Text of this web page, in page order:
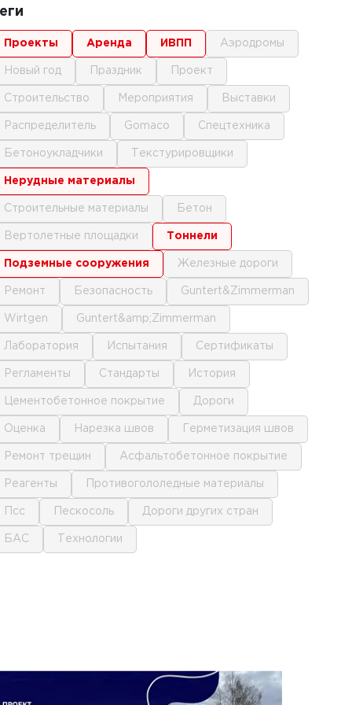
проекты аренда ИВПП аэродромы
новый год праздник проект
строительство мероприятия выставки
распределитель gomaco спецтехника
бетоноукладчики текстурировщики
нерудные материалы
строительные материалы бетон
вертолетные площадки тоннели
подземные сооружения железные дороги
ремонт безопасность Guntert&Zimmerman
Wirtgen Guntert&amp;Zimmerman
лаборатория испытания сертификаты
регламенты стандарты история
цементобетонное покрытие дороги
оценка нарезка швов герметизация швов
ремонт трещин асфальтобетонное покрытие
реагенты противогололедные материалы
псс пескосоль дороги других стран
БАС технологии